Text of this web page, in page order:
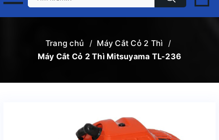
Trang chủ / Máy Cắt Cỏ 2 Thì
/
Máy Cắt Cỏ 2 Thì Mitsuyama TL-236